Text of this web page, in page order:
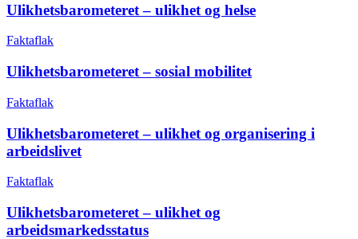
Ulikhetsbarometeret – ulikhet og helse
Faktaflak
Ulikhetsbarometeret – sosial mobilitet
Faktaflak
Ulikhetsbarometeret – ulikhet og organisering i
arbeidslivet
Faktaflak
Ulikhetsbarometeret – ulikhet og
arbeidsmarkedsstatus